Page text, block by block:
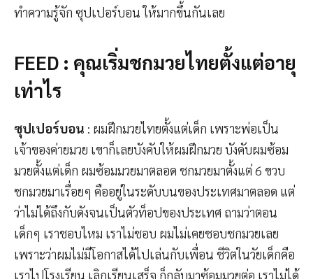
ทำความรู้จัก ซุปเปอร์บอน ให้มากขึ้นกันเลย
FEED : คุณเริ่มชกมวยไทยตั้งแต่อายุ
เท่าไร
ซุปเปอร์บอน : ผมฝึกมวยไทยตั้งแต่เด็ก เพราะพ่อเป็น
เจ้าของค่ายมวย เขาก็เลยบังคับให้ผมฝึกมวย บังคับผมซ้อม
มวยตั้งแต่เด็ก ผมซ้อมมวยมาตลอด ชกมวยมาตั้งแต่ 6 ขวบ
ชกมวยมาเรื่อยๆ คืออยู่ในระดับบนของประเทศมาตลอด แต่
ว่าไม่ได้ถึงกับดังจนเป็นตัวท็อปของประเทศ ถามว่าตอน
เด็กๆ เราชอบไหม เราไม่ชอบ ผมไม่เคยชอบชกมวยเลย
เพราะว่าผมไม่มีโอกาสได้ไปเล่นกับเพื่อน ชีวิตในวัยเด็กคือ
เราไปโรงเรียน เลิกเรียนเสร็จ ก็กลับมาซ้อมมวยต่อ เราไม่ได้